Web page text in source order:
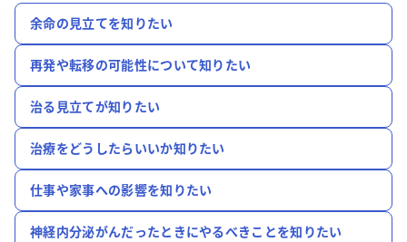
余命の見立てを知りたい
再発や転移の可能性について知りたい
治る見立てが知りたい
治療をどうしたらいいか知りたい
仕事や家事への影響を知りたい
神経内分泌がんだったときにやるべきことを知りたい